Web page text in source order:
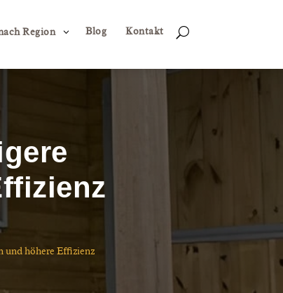
Region 3 Blog Kontakt U
und höhere Effizienz